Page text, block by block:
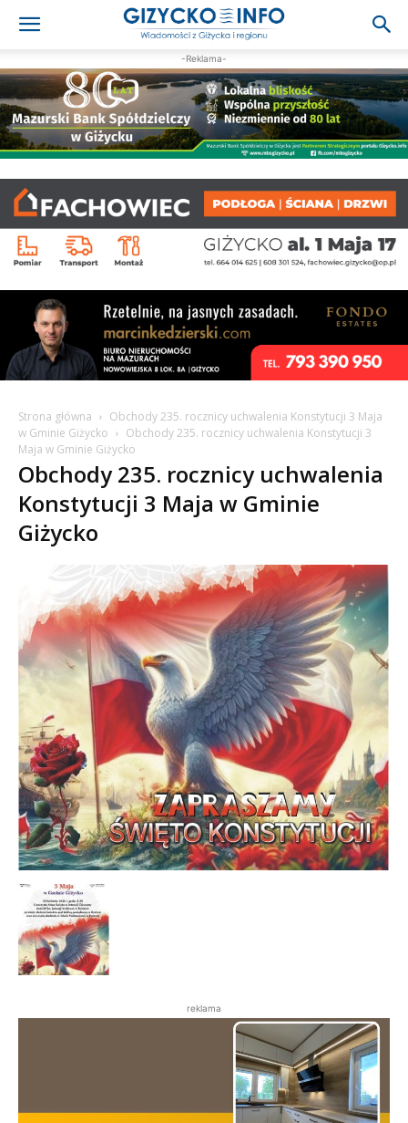
-Reklama-
Strona główna
Obchody 235. rocznicy uchwalenia Konstytucji 3 Maja
w Gminie Giżycko
Obchody 235. rocznicy uchwalenia Konstytucji 3
Maja w Gminie Giżycko
Obchody 235. rocznicy uchwalenia
Konstytucji 3 Maja w Gminie
Giżycko
reklama